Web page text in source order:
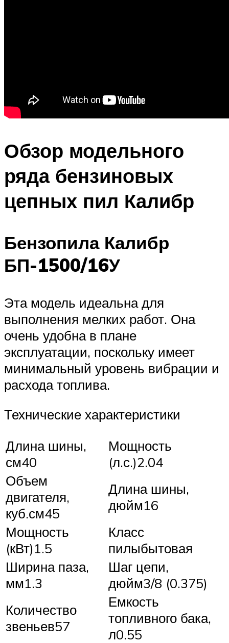
Обзор модельного
ряда бензиновых
цепных пил Калибр
Бензопила Калибр
БП-1500/16У
Эта модель идеальна для
выполнения мелких работ. Она
очень удобна в плане
эксплуатации, поскольку имеет
минимальный уровень вибрации и
расхода топлива.
Технические характеристики
Длина шины,
см40
Мощность
(л.с.)2.04
Объем
двигателя,
куб.см45
Длина шины,
дюйм16
Мощность
(кВт)1.5
Класс
пилыбытовая
Ширина паза,
мм1.3
Шаг цепи,
дюйм3/8 (0.375)
Количество
звеньев57
Емкость
топливного бака,
л0.55